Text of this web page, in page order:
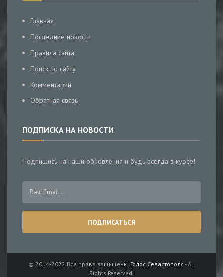
Главная
Последние новости
Правила сайта
Поиск по сайту
Комментарии
Обратная связь
ПОДПИСКА НА НОВОСТИ
Подпишись на наши обновления и будь всегда в курсе!
© 2014-2022 Все права защищены. Голос Севастополя - All
Rights Reserved.